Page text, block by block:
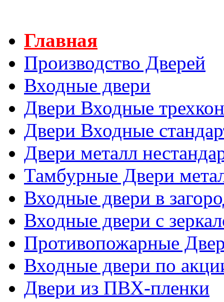
Главная
Производство Дверей
Входные двери
Двери Входные
Двери Входные
Двери металл
Тамбурные Двери
Входные двери в
Входные двери с
Противопожарные
Входные двери по
Двери из ПВХ-пленки